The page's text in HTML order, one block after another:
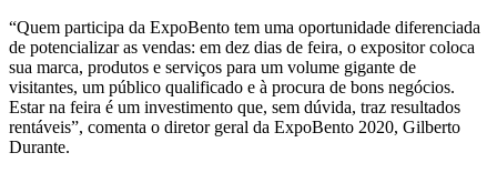
“Quem participa da ExpoBento tem uma oportunidade diferenciada
de potencializar as vendas: em dez dias de feira, o expositor coloca
sua marca, produtos e serviços para um volume gigante de
visitantes, um público qualificado e à procura de bons negócios.
Estar na feira é um investimento que, sem dúvida, traz resultados
rentáveis”, comenta o diretor geral da ExpoBento 2020, Gilberto
Durante.